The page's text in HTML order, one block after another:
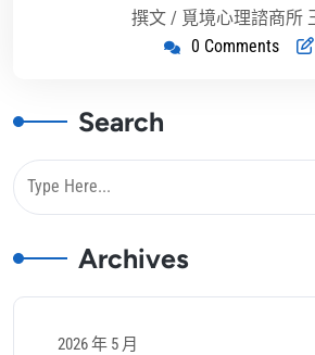
撰文 / 覓境心理諮商所
0 Comments
Search
Archives
2026 年 5 月